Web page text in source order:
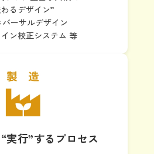
るデザイン”
バーサルデザイン
イン校正システム 等
“実行”するプロセス